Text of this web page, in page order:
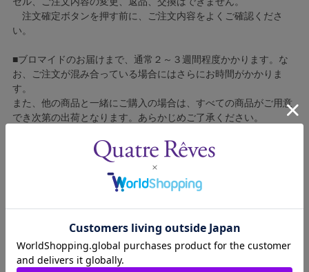
注文確定ボタンを押す前に、ご注文内容をよくご確認くださ
い。
■ブロマイドのお届けまで、通常２～３週間程度かかります。な
お、ご注文が混み合っている場合にはさらにお時間がかかりま
す。
また、他の商品と一緒にご購入の場合は、すべての商品がご用意
でき次第の出荷となります。あらかじめご了承ください。
■コンビニ決済をご利用の場合はご入金確認後の製造となりま
■ブロマイドの個包装はしておりません。
で、お手数ですが弊社カスタマーセンターへご連絡ください。